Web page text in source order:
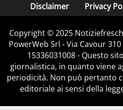
Disclaimer Privacy
Copyright © 2025
PowerWeb Srl - Via Cavour 310
15336031008 - Questo
giornalistica, in quanto viene
periodicità. Non può pertanto
editoriale ai sensi della